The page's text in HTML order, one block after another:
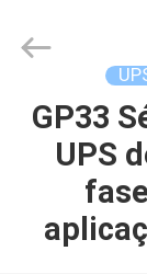
PARA
CASA
POWER
GROUP.
Reserved.GP33
UPS